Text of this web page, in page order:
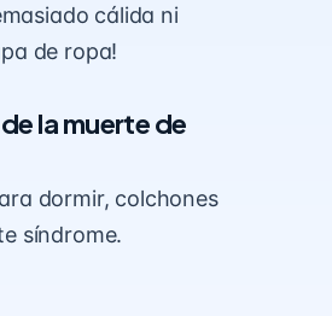
cálida ni
de ropa!
la muerte de
dormir, colchones
síndrome.